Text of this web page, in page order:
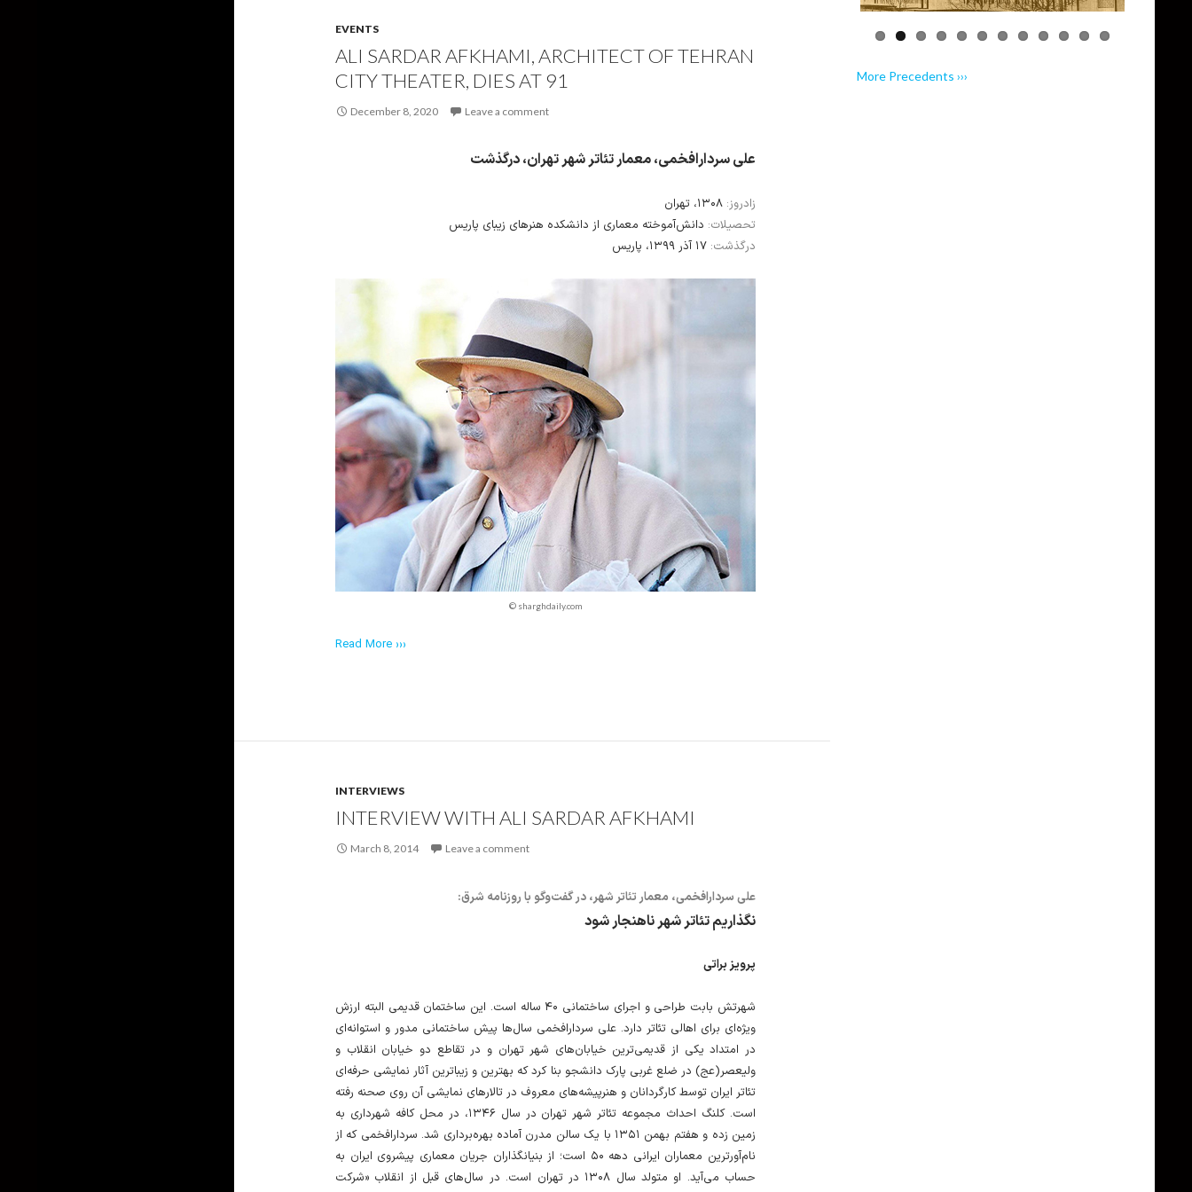
EVENTS
ALI SARDAR AFKHAMI, ARCHITECT OF TEHRAN
CITY THEATER, DIES AT 91
December 8, 2020 Leave a comment
علی سردارافخمی، معمار تئاتر شهر تهران، درگذشت
زادروز:
تحصیلات: دانش‌آموخته معماری از دانشکده هنرهای زیبای پاریس
درگذشت: ۱۷ آذر ۱۳۹۹، پاریس
© sharghdaily.com
Read More ›››
INTERVIEWS
INTERVIEW WITH ALI SARDAR AFKHAMI
March 8, 2014 Leave a comment
علی سردار‌افخمی، معمار تئاتر شهر، در گفت‌وگو با روزنامه شرق:
نگذاريم تئاتر شهر ناهنجار شود
پرویز براتی
شهرتش بابت طراحی و اجرای ساختمانی ۴۰ ساله است. این ساختمان قدیمی البته ارزش
ویژه‌ای برای اهالی تئاتر دارد. علی سردارافخمی سال‌ها پیش ساختمانی مدور و استوانه‌ای
در امتداد یکی از قدیمی‌ترین خیابان‌های شهر تهران و در تقاطع دو خیابان انقلاب و
ولیعصر(عج) در ضلع غربی پارک دانشجو بنا کرد که بهترین و زیباترین آثار نمایشی حرفه‌ای
تئاتر ایران توسط کارگردانان و هنرپیشه‌های معروف در تالارهای نمایشی آن روی صحنه رفته
است. کلنگ احداث مجموعه تئاتر شهر تهران در سال ۱۳۴۶، در محل کافه شهرداری به
زمین زده و هفتم بهمن ۱۳۵۱ با یک سالن مدرن آماده بهره‌برداری شد. سردار‌افخمی که از
نام‌آورترین معماران ایرانی دهه ۵۰ است؛ از بنیانگذاران جریان معماری پیشروی ایران به
حساب می‌آید. او متولد سال ۱۳۰۸ در تهران است. در سال‌های قبل از انقلاب «شرکت
More Precedents ›››